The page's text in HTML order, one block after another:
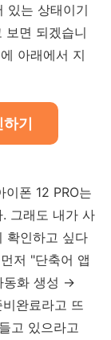
있는 상태이기
보면 되겠습니
아래에서 지
기
폰 12 PRO는
그래도 내가 사
확인하고 싶다
저 "단축어 앱
동화 생성 →
완료라고 뜨
고 있으라고